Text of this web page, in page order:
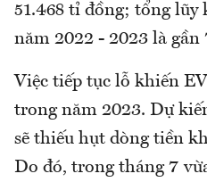
51.468 tỉ đồng; tổng lũy
năm 2022 - 2023 là gần
Việc tiếp tục lỗ khiến
trong năm 2023. Dự
sẽ thiếu hụt dòng tiền
Do đó, trong tháng 7